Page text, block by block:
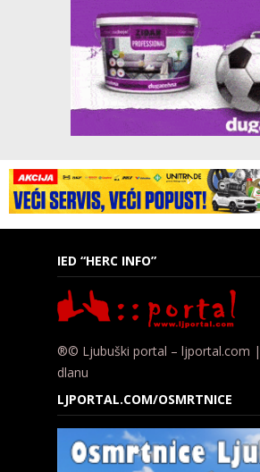
IED “HERC INFO”
®© Ljubuški portal – ljportal.com
dlanu
LJPORTAL.COM/OSMRTNICE